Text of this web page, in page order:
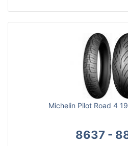
Michelin Pilot Road 4
8637 -